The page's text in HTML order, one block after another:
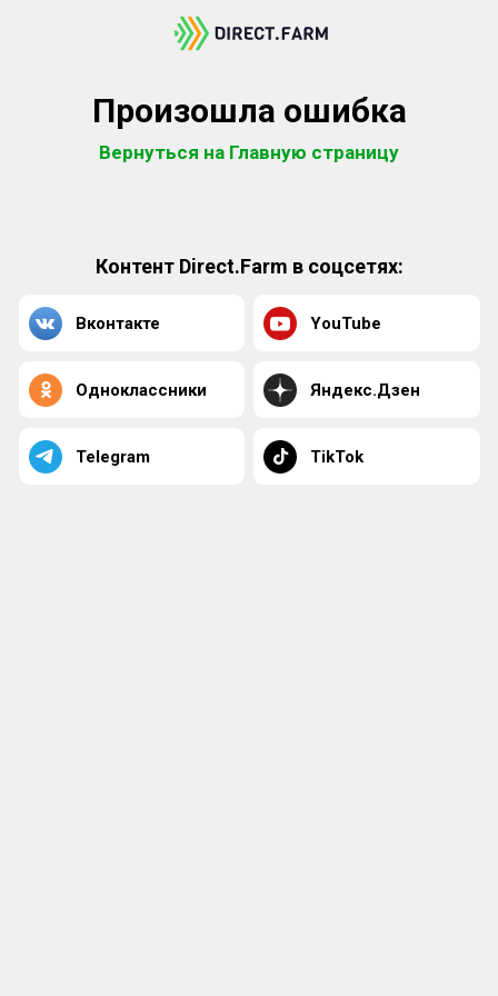
Произошла ошибка
Вернуться на Главную страницу
Контент Direct.Farm в соцсетях:
Вконтакте YouTube
Одноклассники Яндекс.Дзен
Telegram TikTok